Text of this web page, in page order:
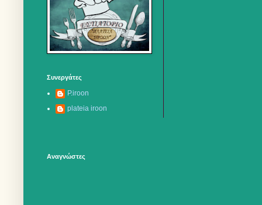
Συνεργάτες
P.iroon
plateia iroon
Αναγνώστες